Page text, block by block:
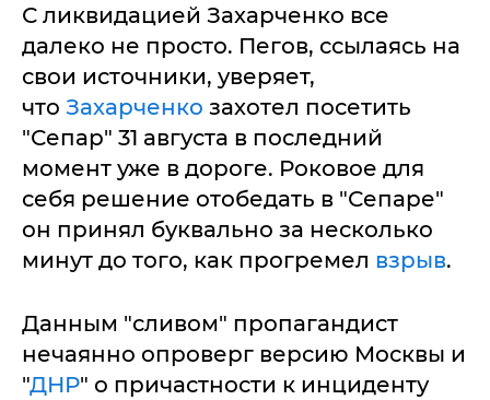
С ликвидацией Захарченко все
далеко не просто. Пегов, ссылаясь на
свои источники, уверяет,
что Захарченко захотел посетить
"Сепар" 31 августа в последний
момент уже в дороге. Роковое для
себя решение отобедать в "Сепаре"
он принял буквально за несколько
минут до того, как прогремел взрыв.
Данным "сливом" пропагандист
нечаянно опроверг версию Москвы и
"ДНР" о причастности к инциденту